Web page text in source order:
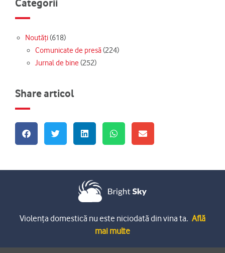
Categorii
Noutăți(618)
Comunicate de presă(224)
Jurnal de bine (252)
Share articol
Violența domestică nu este niciodată din vina ta. Află
mai multe